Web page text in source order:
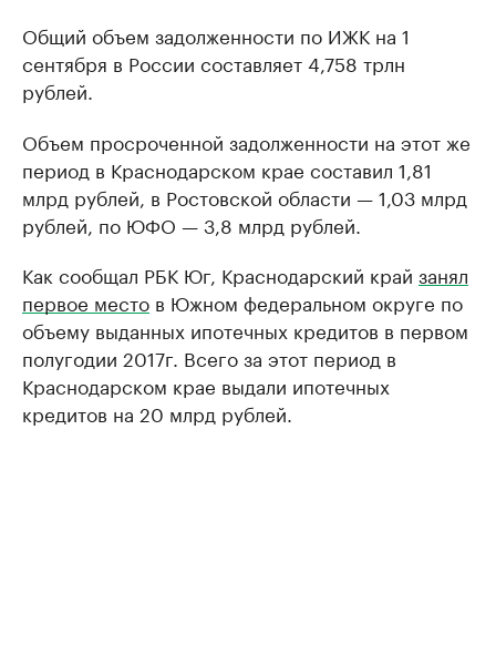
Общий объем задолженности по ИЖК на 1
сентября в России составляет 4,758 трлн
рублей.
Объем просроченной задолженности на этот же
период в Краснодарском крае составил 1,81
млрд рублей, в Ростовской области — 1,03 млрд
рублей, по ЮФО — 3,8 млрд рублей.
Как сообщал РБК Юг, Краснодарский край занял
первое место в Южном федеральном округе по
объему выданных ипотечных кредитов в первом
полугодии 2017г. Всего за этот период в
Краснодарском крае выдали ипотечных
кредитов на 20 млрд рублей.